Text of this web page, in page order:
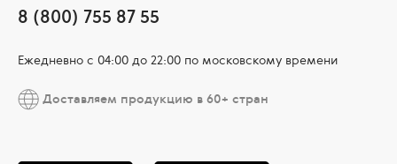
8 (800) 755 87 55
Ежедневно c 04:00 до 22:00 по московскому времени
Доставляем продукцию в 60+ стран